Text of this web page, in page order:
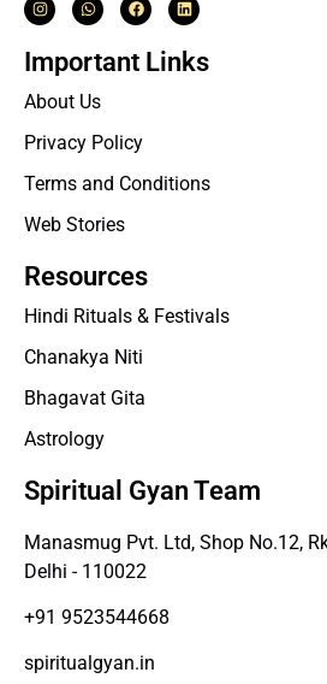
Important Links
About Us
Privacy Policy
Terms and Conditions
Web Stories
Resources
Hindi Rituals & Festivals
Chanakya Niti
Bhagavat Gita
Astrology
Spiritual Gyan Team
Manasmug Pvt. Ltd, Shop No.12,
Delhi - 110022
+91 9523544668
spiritualgyan.in